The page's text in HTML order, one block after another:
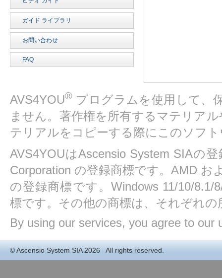
ガイド ライブラリ
お問い合わせ
FAQ
AVS4YOU® プログラムを使用して、
ません。著作権を所有するマテリア
テリアルをコピーする際にこのソフ
AVS4YOUはAscensio System SIAの
Corporation の登録商標です。AMD お
の登録商標です。Windows 11/10/8.1/
標です。その他の商標は、それぞれの
By using our services, you agree to our
©Ascensio System SIA2026 All rights reserved.